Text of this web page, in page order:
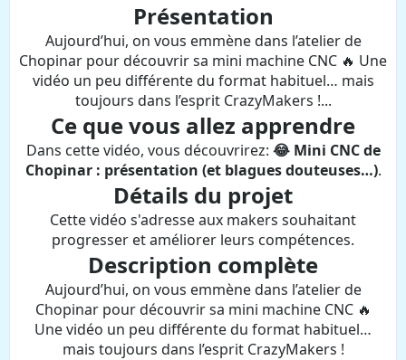
Présentation
Aujourd’hui, on vous emmène dans l’atelier de
Chopinar pour découvrir sa mini machine CNC 🔥 Une
vidéo un peu différente du format habituel… mais
toujours dans l’esprit CrazyMakers !...
Ce que vous allez apprendre
Dans cette vidéo, vous découvrirez: 😂 Mini CNC de
Chopinar : présentation (et blagues douteuses…).
Détails du projet
Cette vidéo s'adresse aux makers souhaitant
progresser et améliorer leurs compétences.
Description complète
Aujourd’hui, on vous emmène dans l’atelier de
Chopinar pour découvrir sa mini machine CNC 🔥
Une vidéo un peu différente du format habituel…
mais toujours dans l’esprit CrazyMakers !